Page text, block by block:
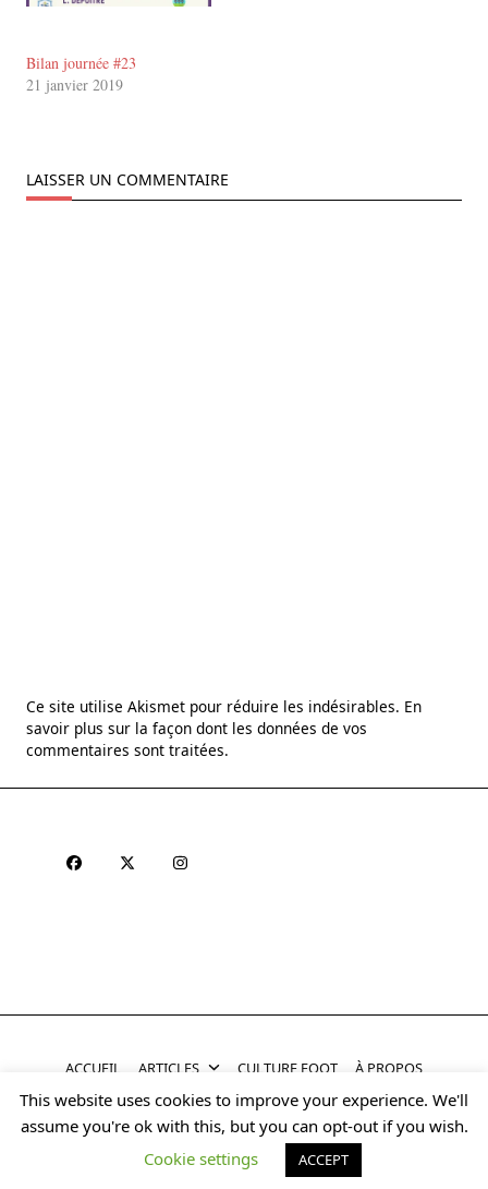
Bilan journée #23
21 janvier 2019
LAISSER UN COMMENTAIRE
Ce site utilise Akismet pour réduire les indésirables. En
savoir plus sur la façon dont les données de vos
commentaires sont traitées.
ACCUEIL ARTICLES CULTURE FOOT À PROPOS
Copyright © 2026Yuki Halo Blog ThemeDesigned By
WP Moose
This website uses cookies to improve your experience. We'll
assume you're ok with this, but you can opt-out if you wish.
Cookie settings
ACCEPT